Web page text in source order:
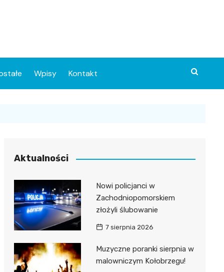
Wpisy Kontakt
Aktualności
Nowi policjanci w
Zachodniopomorskiem
złożyli ślubowanie
7 sierpnia 2026
Muzyczne poranki sierpnia w
malowniczym Kołobrzegu!